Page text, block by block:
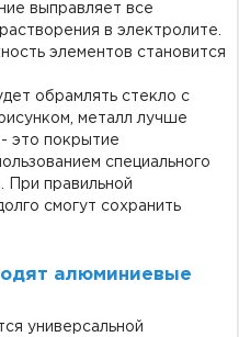
выправляет все
в электролите.
элементов становится
обрамлять стекло с
металл лучше
- это покрытие
специального
При правильной
смогут сохранить
алюминиевые
универсальной